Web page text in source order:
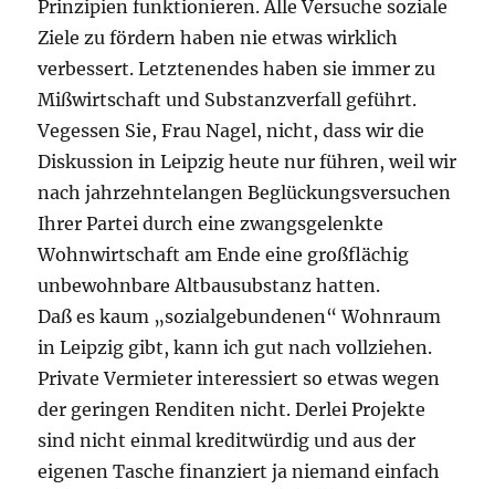
Prinzipien funktionieren. Alle Versuche soziale
Ziele zu fördern haben nie etwas wirklich
verbessert. Letztenendes haben sie immer zu
Mißwirtschaft und Substanzverfall geführt.
Vegessen Sie, Frau Nagel, nicht, dass wir die
Diskussion in Leipzig heute nur führen, weil wir
nach jahrzehntelangen Beglückungsversuchen
Ihrer Partei durch eine zwangsgelenkte
Wohnwirtschaft am Ende eine großflächig
unbewohnbare Altbausubstanz hatten.
Daß es kaum „sozialgebundenen“ Wohnraum
in Leipzig gibt, kann ich gut nach vollziehen.
Private Vermieter interessiert so etwas wegen
der geringen Renditen nicht. Derlei Projekte
sind nicht einmal kreditwürdig und aus der
eigenen Tasche finanziert ja niemand einfach